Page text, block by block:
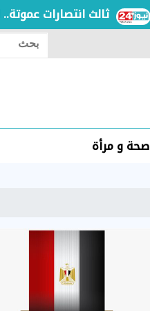
ثالث انتصارات عموتة.. الأهلى يهزم
بحث
صحة و مرأة